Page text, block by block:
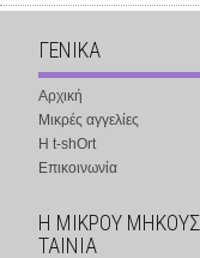
ΓΕΝΙΚΑ
Αρχική
Μικρές αγγελίες
Η t-shOrt
Επικοινωνία
Η ΜΙΚΡΟΥ ΜΗΚΟΥΣ
ΤΑΙΝΙΑ